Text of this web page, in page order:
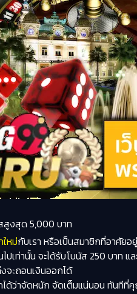
สูงสุด 5,000 บาท
หม่กับเรา หรือเป็นสมาชิกที่อาศัยอ
ปเท่านั้น จะได้รับโบนัส 250 บาท
จะถอนเงินออกได้
ได้ว่าจัดหนัก จัดเต็มแน่นอน ทันทีที่